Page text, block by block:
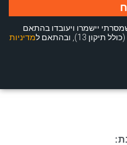
יישמרו ויעובדו בהתאם
מדיניות